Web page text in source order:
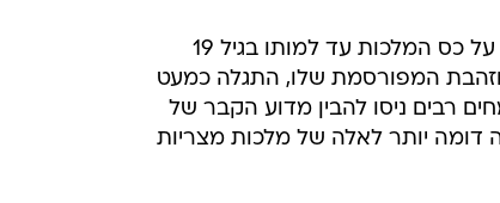
המלך תות, כפי שנהוג לכנות אותו, הוכתר למלך בגיל 9 וישב על כס המלכות עד למותו בגיל 19
המוזהבת המפורסמת שלו, התגלה כמעט
מומחים רבים ניסו להבין מדוע הקבר של
דומה יותר לאלה של מלכות מצריות